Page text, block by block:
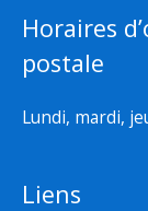
Horaires
postale
Lundi, mardi,
Liens